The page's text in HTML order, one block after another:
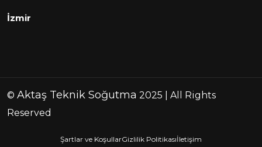
İzmir
© Aktaş Teknik Soğutma 2025 | All Rights
Reserved
Şartlar ve KoşullarGizlilik Politikasıİletişim